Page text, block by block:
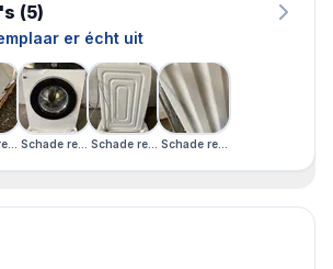
(5)
er écht uit
Schade linkerzijkant· Schade linkerzijkant
Schade rechterzijkant · Schade linkerzijkant
Schade rechterzijkant · Schade
Schade rechterzijkant ·